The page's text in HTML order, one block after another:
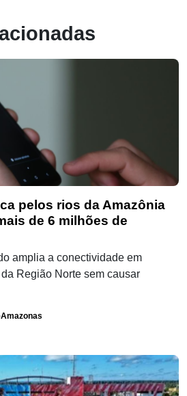
pelos rios da Amazônia
de 6 milhões de
amplia a conectividade em
Região Norte sem causar
Amazonas